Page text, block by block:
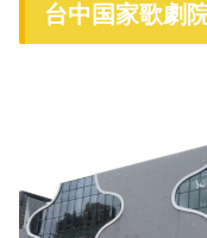
台中国家歌劇